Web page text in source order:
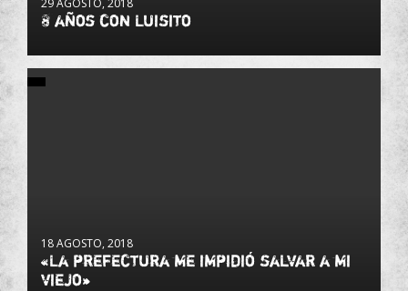
8 años con Luisito
18 AGOSTO, 2018
«La prefectura me impidió salvar a mi
viejo»